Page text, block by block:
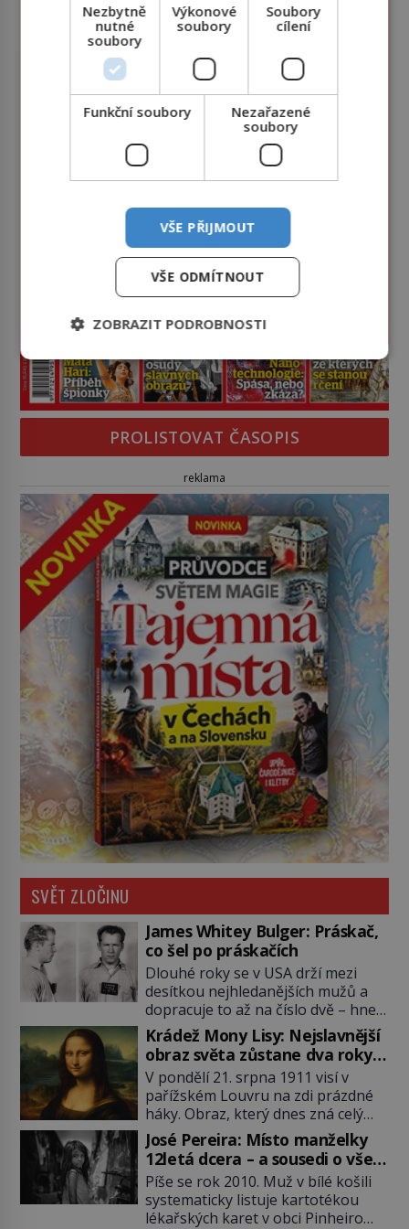
PROLISTOVAT ČASOPIS
reklama
SVĚT ZLOČINU
James Whitey Bulger: Práskač,
co šel po práskačích
Dlouhé roky se v USA drží mezi
desítkou nejhledanějších mužů a
dopracuje to až na číslo dvě – hned
po Usámovi bin Ládinovi (1957–
2011). To je James „Whitey“ Bulger
(1929–2018) viněný ze spoluúčasti
na 19 vraždách, vydírání a lichvy. A
samozřejmě, krom toho je ještě
drogový dealer, který neváhá
odstranit z cesty všechny práskače,
zatímco […]
Krádež Mony Lisy: Nejslavnější
obraz světa zůstane dva roky
nezvěstný
V pondělí 21. srpna 1911 visí v
pařížském Louvru na zdi prázdné
háky. Obraz, který dnes zná celý
svět, je pryč. Zpočátku si nikdo
nemyslí, že jde o krádež.
Zaměstnanci jsou přesvědčeni, že
Mona Lisa je jen v restaurátorské
dílně nebo u fotografa. Když se
ukáže pravda, propukne jeden z
José Pereira: Místo manželky
12letá dcera – a sousedi o všem
vědí!
Píše se rok 2010. Muž v bílé košili
systematicky listuje kartotékou
lékařských karet v obci Pinheiro
Nezbytně
nutné
soubory
Výkonové
soubory
Soubory
cílení
Funkční soubory
Nezařazené
soubory
VŠE PŘIJMOUT
VŠE ODMÍTNOUT
ZOBRAZIT PODROBNOSTI